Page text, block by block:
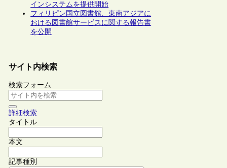
インシステムを提供開始
フィリピン国立図書館、東南アジアに
おける図書館サービスに関する報告書
を公開
サイト内検索
検索フォーム
詳細検索
タイトル
本文
記事種別